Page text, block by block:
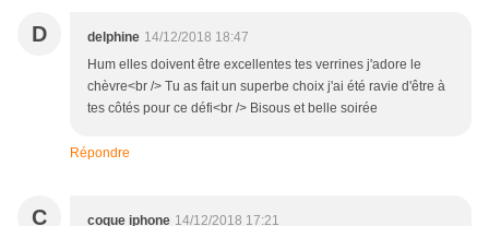
D delphine 14/12/2018 18:47
Hum elles doivent être excellentes tes verrines j'adore le
chèvre<br /> Tu as fait un superbe choix j'ai été ravie d'être à
tes côtés pour ce défi<br /> Bisous et belle soirée
Répondre
C coque iphone 14/12/2018 17:21